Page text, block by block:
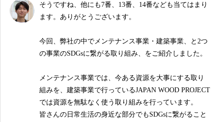
そうですね、他にも7番、13番、14番なども当てはまり
ます。ありがとうございます。
今回、弊社の中でメンテナンス事業・建築事業、と2つ
の事業のSDGsに繋がる取り組み、をご紹介しました。
メンテナンス事業では、今ある資源を大事にする取り
組みを、建築事業で行っているJAPAN WOOD PROJECT
では資源を無駄なく使う取り組みを行っています。
皆さんの日常生活の身近な部分でもSDGsに繋がること